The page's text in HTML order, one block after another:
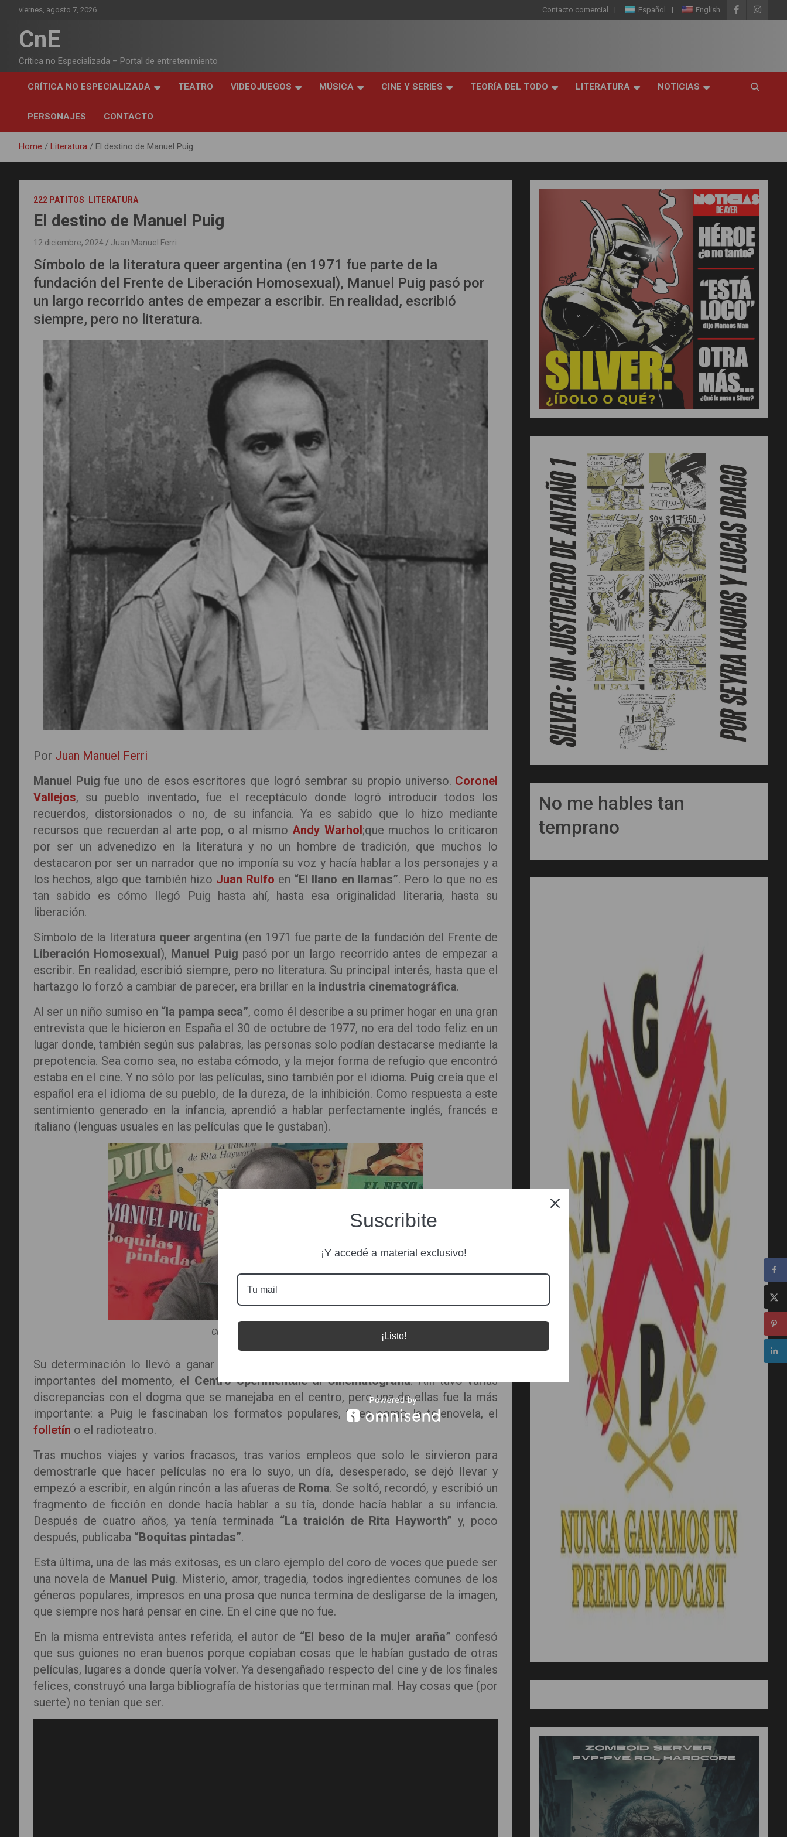
content
viernes, agosto 7, 2026 Contacto comercial Español English
CnE
Crítica no Especializada – Portal de entretenimiento
CRÍTICA NO ESPECIALIZADA TEATRO VIDEOJUEGOS MÚSICA CINE Y SERIES TEORÍA DEL TODO LITERATURA NOTICIAS
PERSONAJES CONTACTO
Home Literatura El destino de Manuel Puig
222 PATITOS LITERATURA
El destino de Manuel Puig
12 diciembre, 2024 Juan Manuel Ferri
Símbolo de la literatura queer argentina (en 1971 fue parte de la
fundación del Frente de Liberación Homosexual), Manuel Puig pasó por
un largo recorrido antes de empezar a escribir. En realidad, escribió
siempre, pero no literatura.
Por Juan Manuel Ferri
Manuel Puig fue uno de esos escritores que logró sembrar su propio universo. Coronel
Vallejos, su pueblo inventado, fue el receptáculo donde logró introducir todos los
recuerdos, distorsionados o no, de su infancia. Ya es sabido que lo hizo mediante
recursos que recuerdan al arte pop, o al mismoAndy Warhol;que muchos lo criticaron
por ser un advenedizo en la literatura y no un hombre de tradición, que muchos lo
destacaron por ser un narrador que no imponía su voz y hacía hablar a los personajes y a
los hechos, algo que también hizo Juan Rulfo en “El llano en llamas”. Pero lo que no es
tan sabido es cómo llegó Puig hasta ahí, hasta esa originalidad literaria, hasta su
liberación.
Símbolo de la literatura queer argentina (en 1971 fue parte de la fundación del Frente de
Liberación Homosexual), Manuel Puig pasó por un largo recorrido antes de empezar a
escribir. En realidad, escribió siempre, pero no literatura. Su principal interés, hasta que el
hartazgo lo forzó a cambiar de parecer, era brillar en la industria cinematográfica.
Al ser un niño sumiso en “la pampa seca”, como él describe a su primer hogar en una gran
entrevista que le hicieron en España el 30 de octubre de 1977, no era del todo feliz en un
lugar donde, también según sus palabras, las personas solo podían destacarse mediante la
prepotencia. Sea como sea, no estaba cómodo, y la mejor forma de refugio que encontró
estaba en el cine. Y no sólo por las películas, sino también por el idioma. Puig creía que el
español era el idioma de su pueblo, de la dureza, de la inhibición. Como respuesta a este
sentimiento generado en la infancia, aprendió a hablar perfectamente inglés, francés e
italiano (lenguas usuales en las películas que le gustaban).
Créditos de imagen: infobae
Su determinación lo llevó a ganar una beca y estudiar en una de las instituciones más
importantes del momento, el Centro Sperimentale di Cinematografia. Allí tuvo varias
discrepancias con el dogma que se manejaba en el centro, pero una de ellas fue la más
importante: a Puig le fascinaban los formatos populares, tales como la telenovela, el
folletín o el radioteatro.
Tras muchos viajes y varios fracasos, tras varios empleos que solo le sirvieron para
demostrarle que hacer películas no era lo suyo, un día, desesperado, se dejó llevar y
empezó a escribir, en algún rincón a las afueras de Roma. Se soltó, recordó, y escribió un
fragmento de ficción en donde hacía hablar a su tía, donde hacía hablar a su infancia.
Después de cuatro años, ya tenía terminada “La traición de Rita Hayworth” y, poco
después, publicaba “Boquitas pintadas”.
Esta última, una de las más exitosas, es un claro ejemplo del coro de voces que puede ser
una novela de Manuel Puig. Misterio, amor, tragedia, todos ingredientes comunes de los
géneros populares, impresos en una prosa que nunca termina de desligarse de la imagen,
que siempre nos hará pensar en cine. En el cine que no fue.
En la misma entrevista antes referida, el autor de “El beso de la mujer araña” confesó
que sus guiones no eran buenos porque copiaban cosas que le habían gustado de otras
películas, lugares a donde quería volver. Ya desengañado respecto del cine y de los finales
felices, construyó una larga bibliografía de historias que terminan mal. Hay cosas que (por
suerte) no tenían que ser.
No me hables tan
temprano
Suscribite
¡Y accedé a material exclusivo!
¡Listo!